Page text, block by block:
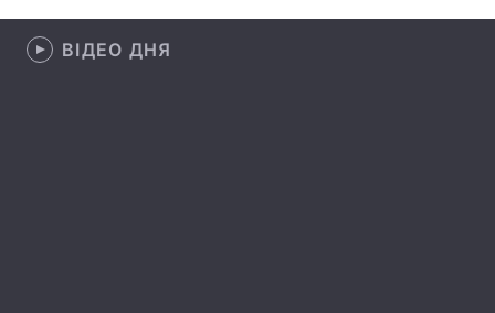
Лонгріди
ВІДЕО ДНЯ